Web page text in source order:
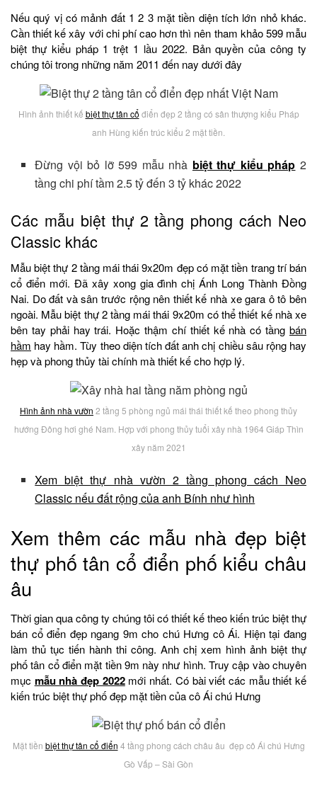
Nếu quý vị có mảnh đất 1 2 3 mặt tiền diện tích lớn nhỏ khác.
Cần thiết kế xây với chi phí cao hơn thì nên tham khảo 599 mẫu
biệt thự kiểu pháp 1 trệt 1 lầu 2022. Bản quyền của công ty
chúng tôi trong những năm 2011 đến nay dưới đây
Hình ảnh thiết kế biệt thự tân cổ điển đẹp 2 tầng có sân thượng kiểu Pháp
anh Hùng kiến trúc kiểu 2 mặt tiền.
Đừng vội bỏ lỡ 599 mẫu nhà biệt thự kiểu pháp 2
tầng chi phí tầm 2.5 tỷ đến 3 tỷ khác 2022
Các mẫu biệt thự 2 tầng phong cách Neo
Classic khác
Mẫu biệt thự 2 tầng mái thái 9x20m đẹp có mặt tiền trang trí bán
cổ điển mới. Đã xây xong gia đình chị Ánh Long Thành Đồng
Nai. Do đất và sân trước rộng nên thiết kế nhà xe gara ô tô bên
ngoài. Mẫu biệt thự 2 tầng mái thái 9x20m có thể thiết kế nhà xe
bên tay phải hay trái. Hoặc thậm chí thiết kế nhà có tầng bán
hầm hay hầm. Tùy theo diện tích đất anh chị chiều sâu rộng hay
hẹp và phong thủy tài chính mà thiết kế cho hợp lý.
Hình ảnh nhà vườn 2 tầng 5 phòng ngủ mái thái thiết kế theo phong thủy
hướng Đông hơi ghé Nam. Hợp với phong thủy tuổi xây nhà 1964 Giáp Thìn
xây năm 2021
Xem biệt thự nhà vườn 2 tầng phong cách Neo
Classic nếu đất rộng của anh Bính như hình
Xem thêm các mẫu nhà đẹp biệt
thự phố tân cổ điển phố kiểu châu
âu
Thời gian qua công ty chúng tôi có thiết kế theo kiến trúc biệt thự
bán cổ điển đẹp ngang 9m cho chú Hưng cô Ái. Hiện tại đang
làm thủ tục tiến hành thi công. Anh chị xem hình ảnh biệt thự
phố tân cổ điển mặt tiền 9m này như hình. Truy cập vào chuyên
mục mẫu nhà đẹp 2022mới nhất. Có bài viết các mẫu thiết kế
kiến trúc biệt thự phố đẹp mặt tiền của cô Ái chú Hưng
Mặt tiền biệt thự tân cổ điển 4 tầng phong cách châu âu đẹp cô Ái chú Hưng
Gò Vấp – Sài Gòn